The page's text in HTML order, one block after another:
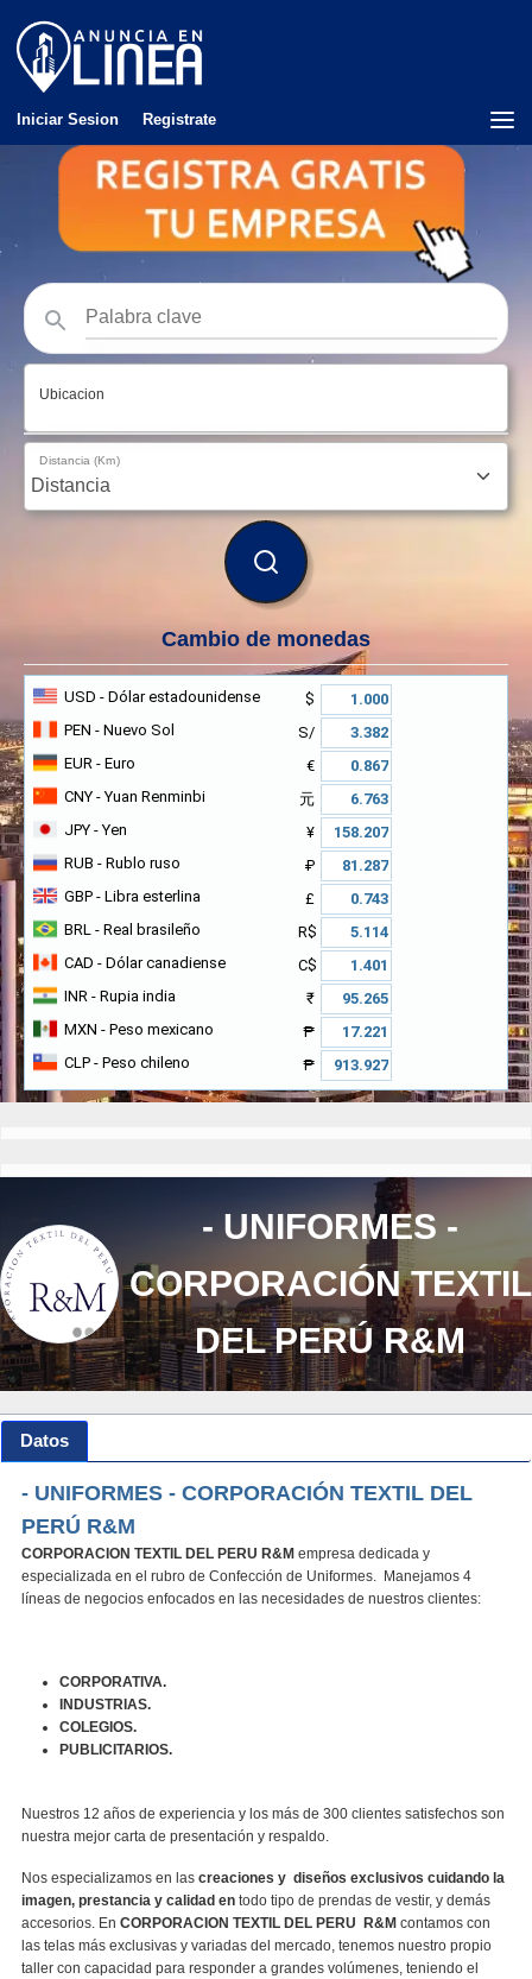
Iniciar Sesion Registrate
Ubicacion
Distancia (Km)
BUSCAR
Cambio de monedas
USD - Dólar estadounidense
$
PEN - Nuevo Sol
S/
EUR - Euro
€
CNY - Yuan Renminbi
元
JPY - Yen
¥
RUB - Rublo ruso
₽
GBP - Libra esterlina
£
BRL - Real brasileño
R$
CAD - Dólar canadiense
C$
INR - Rupia india
₹
MXN - Peso mexicano
₱
CLP - Peso chileno ₱
- UNIFORMES -
CORPORACIÓN TEXTIL
DEL PERÚ R&M
Datos
- UNIFORMES - CORPORACIÓN TEXTIL DEL
PERÚ R&M
CORPORACION TEXTIL DEL PERU R&Mempresa dedicada y
especializada en el rubro de Confección de Uniformes. Manejamos 4
líneas de negocios enfocados en las necesidades de nuestros clientes:
CORPORATIVA.
INDUSTRIAS.
COLEGIOS.
PUBLICITARIOS.
Nuestros 12 años de experiencia y los más de 300 clientes satisfechos son
nuestra mejor carta de presentación y respaldo.
Nos especializamos en las creaciones y diseños exclusivos cuidando la
imagen, prestancia y calidad entodo tipo de prendas de vestir, y demás
accesorios. En CORPORACION TEXTIL DEL PERU R&Mcontamos con
las telas más exclusivas y variadas del mercado, tenemos nuestro propio
taller con capacidad para responder a grandes volúmenes, teniendo el